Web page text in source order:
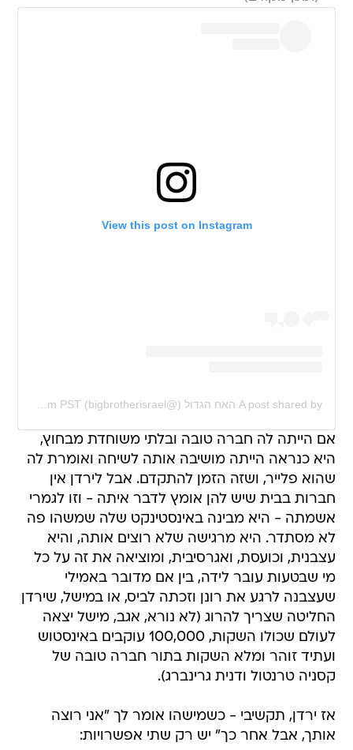
View this post on Instagram
A post shared by האח הגדול (@bigbrotherisrael) Jan 17, 2020 at 12:43am PST
אם הייתה לה חברה טובה ובלתי משוחדת מבחוץ,
היא כנראה הייתה מושיבה אותה לשיחה ואומרת לה
שהוא פלייר, ושזה הזמן להתקדם. אבל לירדן אין
חברות בבית שיש להן אומץ לדבר איתה - וזו לגמרי
אשמתה - היא מבינה באינסטינקט שלה שמשהו פה
לא מסתדר. היא מרגישה שלא רוצים אותה, והיא
עצבנית, וכועסת, ואגרסיבית, ומוציאה את זה על כל
מי שבטעות עובר לידה, בין אם מדובר באמילי
שעצבנה לרגע את רונן וזכתה לביס, או במישל, שירדן
החליטה שצריך להרוג (לא נורא, אגב, מישל יצאה
לעולם שכולו השקות, 100,000 עוקבים באינסטוש
ועתיד זוהר ומלא השקות בתור חברה טובה של
קסניה טרנטול ודנית גרינברג).
אז ירדן, תקשיבי - כשמישהו אומר לך "אני רוצה
אותך, אבל אחר כך" יש רק שתי אפשרויות: